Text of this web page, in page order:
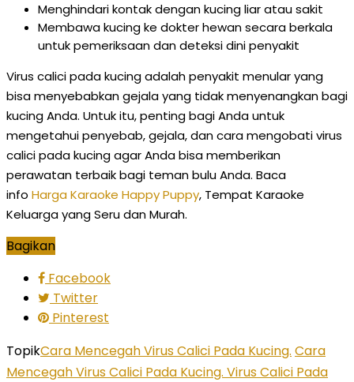
Menghindari kontak dengan kucing liar atau sakit
Membawa kucing ke dokter hewan secara berkala
untuk pemeriksaan dan deteksi dini penyakit
Virus calici pada kucing adalah penyakit menular yang
bisa menyebabkan gejala yang tidak menyenangkan bagi
kucing Anda. Untuk itu, penting bagi Anda untuk
mengetahui penyebab, gejala, dan cara mengobati virus
calici pada kucing agar Anda bisa memberikan
perawatan terbaik bagi teman bulu Anda. Baca
info Harga Karaoke Happy Puppy, Tempat Karaoke
Keluarga yang Seru dan Murah.
Bagikan
Facebook
Twitter
Pinterest
TopikCara Mencegah Virus Calici Pada Kucing. Cara
Mencegah Virus Calici Pada Kucing. Virus Calici Pada